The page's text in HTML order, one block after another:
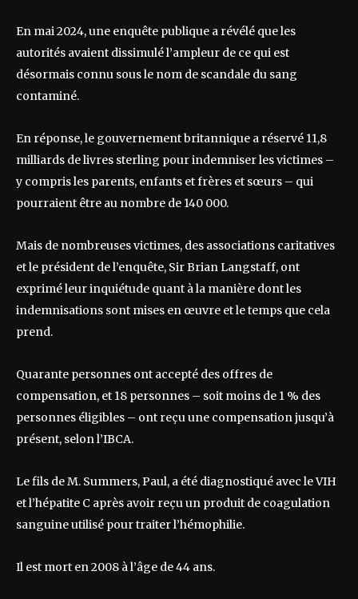
En mai 2024, une enquête publique a révélé que les
autorités avaient dissimulé l’ampleur de ce qui est
désormais connu sous le nom de scandale du sang
contaminé.
En réponse, le gouvernement britannique a réservé 11,8
milliards de livres sterling pour indemniser les victimes –
y compris les parents, enfants et frères et sœurs – qui
pourraient être au nombre de 140 000.
Mais de nombreuses victimes, des associations caritatives
et le président de l’enquête, Sir Brian Langstaff, ont
exprimé leur inquiétude quant à la manière dont les
indemnisations sont mises en œuvre et le temps que cela
prend.
Quarante personnes ont accepté des offres de
compensation, et 18 personnes – soit moins de 1 % des
personnes éligibles – ont reçu une compensation jusqu’à
présent, selon l’IBCA.
Le fils de M. Summers, Paul, a été diagnostiqué avec le VIH
et l’hépatite C après avoir reçu un produit de coagulation
sanguine utilisé pour traiter l’hémophilie.
Il est mort en 2008 à l’âge de 44 ans.